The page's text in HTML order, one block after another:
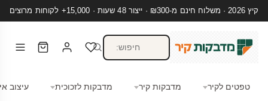
קיץ 2026 · משלוח חינם מ-₪300 · ייצור 48 שעות · 15,000+ לקוחות מרוצים
טפטים לקיר מדבקות קיר מדבקות לזכוכית עיצוב